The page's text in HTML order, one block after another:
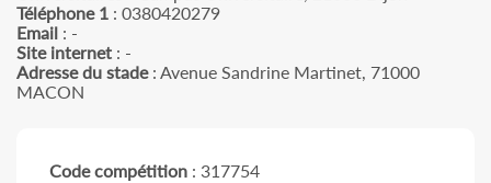
Téléphone 1 : 0380420279
Email : -
Site internet : -
Adresse du stade: Avenue Sandrine Martinet, 71000
MACON
Code compétition : 317754